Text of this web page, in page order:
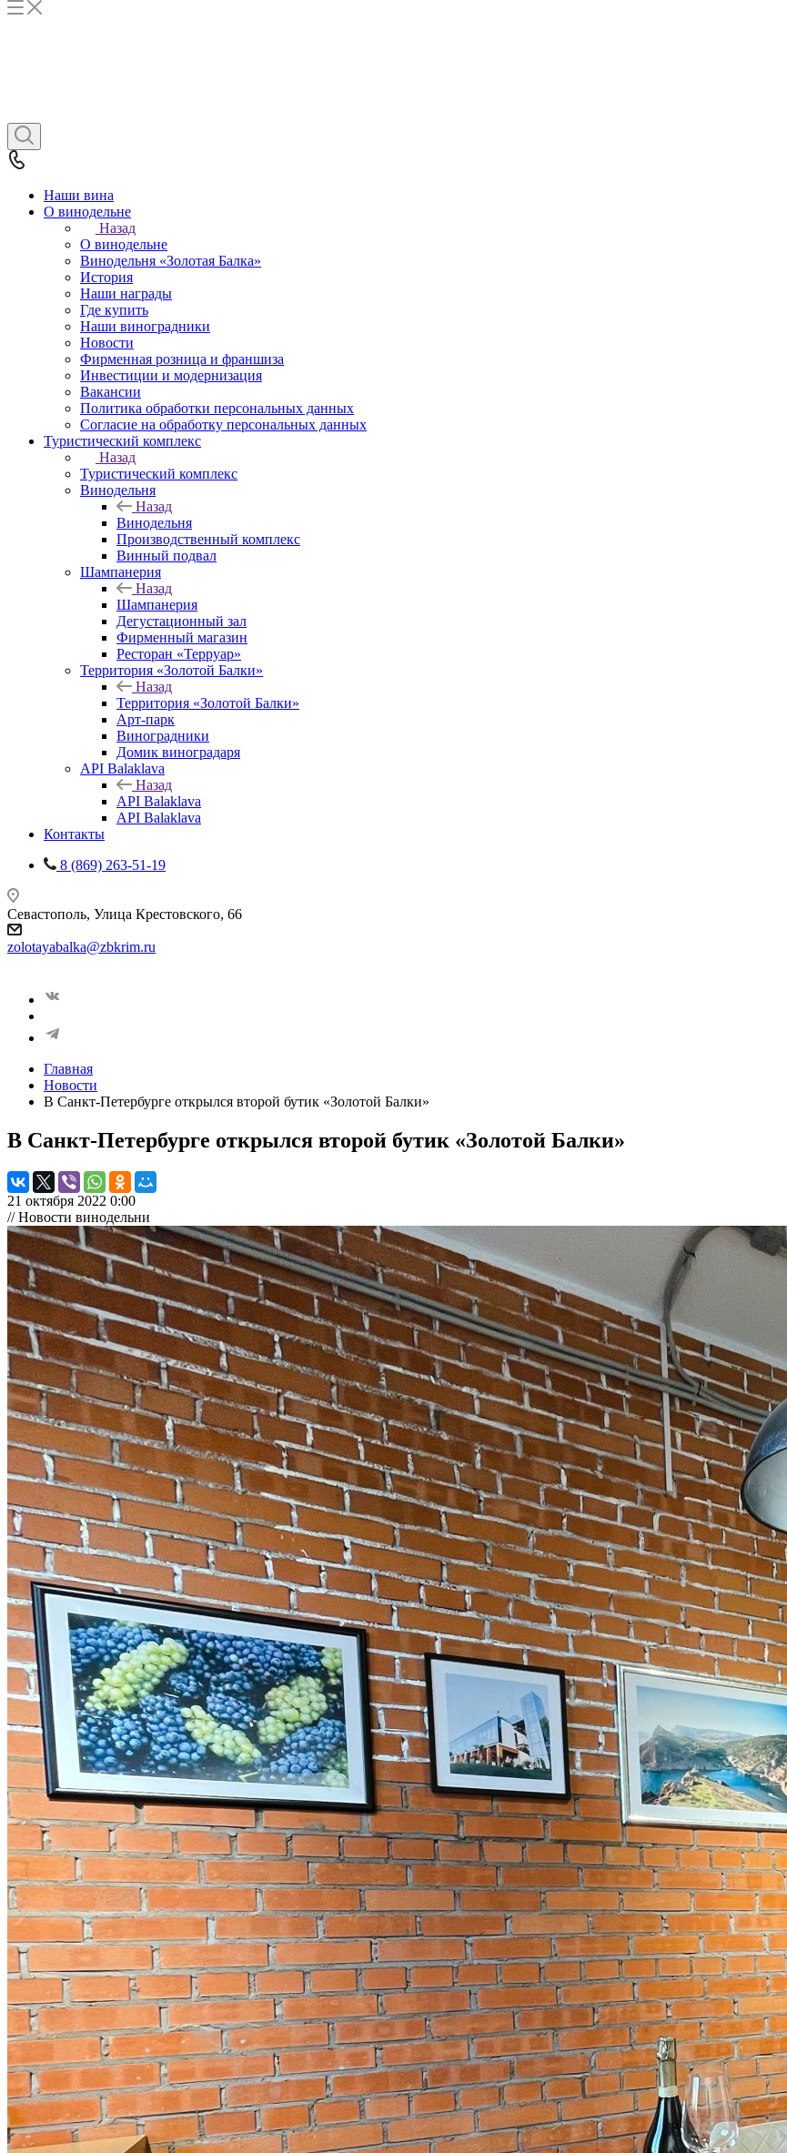
Наши вина
О винодельне
Назад
О винодельне
Винодельня «Золотая Балка»
История
Наши награды
Где купить
Наши виноградники
Новости
Фирменная розница и франшиза
Инвестиции и модернизация
Вакансии
Политика обработки персональных данных
Согласие на обработку персональных данных
Туристический комплекс
Назад
Туристический комплекс
Винодельня
Назад
Винодельня
Производственный комплекс
Винный подвал
Шампанерия
Назад
Шампанерия
Дегустационный зал
Фирменный магазин
Ресторан «Терруар»
Территория «Золотой Балки»
Назад
Территория «Золотой Балки»
Арт-парк
Виноградники
Домик виноградаря
API Balaklava
Назад
API Balaklava
API Balaklava
Контакты
8 (869) 263-51-19
Севастополь, Улица Крестовского, 66
zolotayabalka@zbkrim.ru
Главная
Новости
В Санкт-Петербурге открылся второй бутик «Золотой Балки»
В Санкт-Петербурге открылся второй бутик «Золотой Балки»
21 октября 2022 0:00
// Новости винодельни